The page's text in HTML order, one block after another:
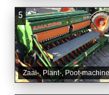
5
Zaai-, Plant-, Poot-machine